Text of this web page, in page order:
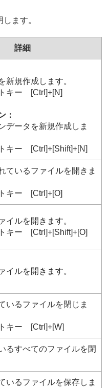
ます。
詳細
新規作成します。
キー [Ctrl]+[N]
：
データを新規作成しま
キー [Ctrl]+[Shift]+[N]
ているファイルを開きま
キー [Ctrl]+[O]
イルを開きます。
キー [Ctrl]+[Shift]+[O]
イルを開きます。
いるファイルを閉じま
キー [Ctrl]+[W]
るすべてのファイルを閉
いるファイルを保存しま